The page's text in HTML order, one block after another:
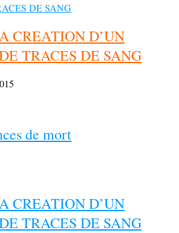
CREATION D’UN
TRACES DE SANG
de mort
CREATION D’UN
TRACES DE SANG